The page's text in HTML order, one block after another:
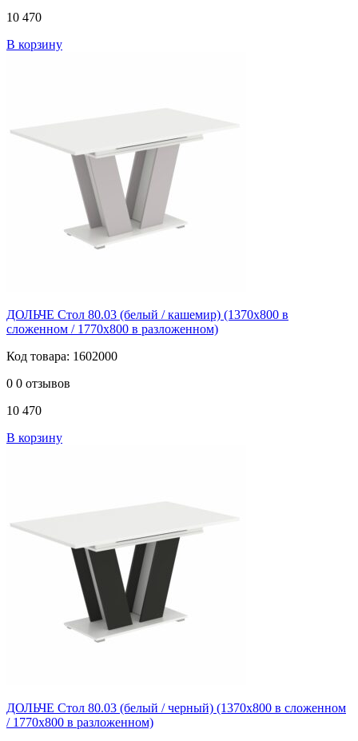
10 470
В корзину
ДОЛЬЧЕ Стол 80.03 (белый / кашемир) (1370х800 в
сложенном / 1770х800 в разложенном)
Код товара: 1602000
0 0 отзывов
10 470
В корзину
ДОЛЬЧЕ Стол 80.03 (белый / черный) (1370х800 в сложенном
/ 1770х800 в разложенном)